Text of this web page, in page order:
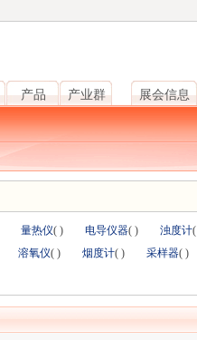
产品 产业群 展会信息
量热仪( ) 电导仪器( ) 浊度计(
溶氧仪( ) 烟度计( ) 采样器( )